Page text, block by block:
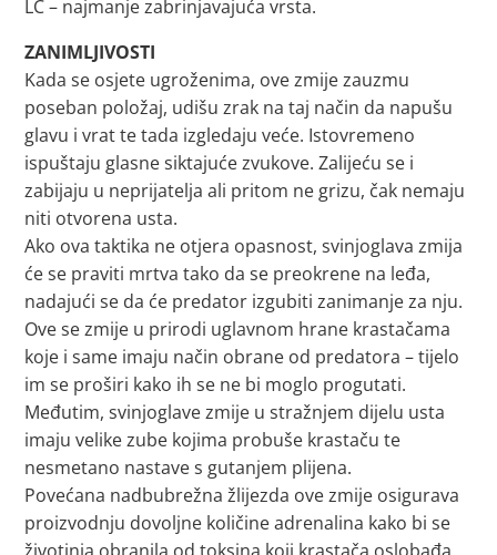
LC – najmanje zabrinjavajuća vrsta.
ZANIMLJIVOSTI
Kada se osjete ugroženima, ove zmije zauzmu
poseban položaj, udišu zrak na taj način da napušu
glavu i vrat te tada izgledaju veće. Istovremeno
ispuštaju glasne siktajuće zvukove. Zalijeću se i
zabijaju u neprijatelja ali pritom ne grizu, čak nemaju
niti otvorena usta.
Ako ova taktika ne otjera opasnost, svinjoglava zmija
će se praviti mrtva tako da se preokrene na leđa,
nadajući se da će predator izgubiti zanimanje za nju.
Ove se zmije u prirodi uglavnom hrane krastačama
koje i same imaju način obrane od predatora – tijelo
im se proširi kako ih se ne bi moglo progutati.
Međutim, svinjoglave zmije u stražnjem dijelu usta
imaju velike zube kojima probuše krastaču te
nesmetano nastave s gutanjem plijena.
Povećana nadbubrežna žlijezda ove zmije osigurava
proizvodnju dovoljne količine adrenalina kako bi se